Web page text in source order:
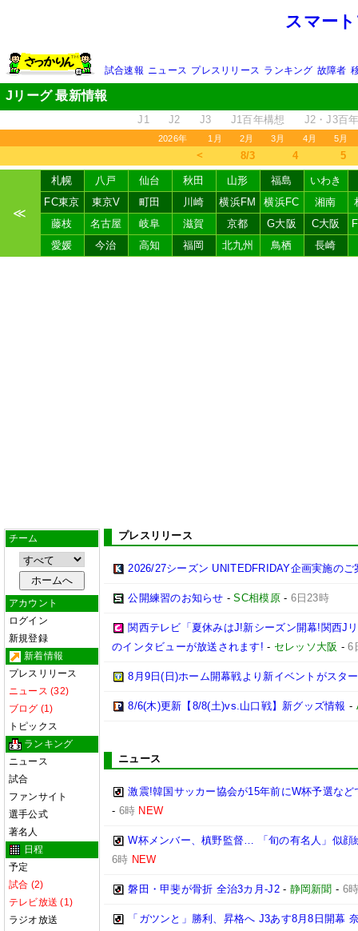
スマー
試合速報 ニュース プレスリリース ランキング 故障者
Jリーグ 最新情報
J1 J2 J3 J1百年構想 J2・J3百
2026年 1月 2月 3月 4月 5月
＜ 8/3 4 5
≪
札幌 八戸 仙台 秋田 山形 福島
いわき
FC東京
東京V 町田 川崎 横浜FM 横浜FC 湘南
藤枝
名古屋 岐阜 滋賀 京都 G大阪 C大阪
愛媛
今治 高知 福岡 北九州 鳥栖 長崎
チーム
アカウント
ログイン
新規登録
新着情報
プレスリリース
ニュース (32)
ブログ (1)
トピックス
ランキング
ニュース
試合
ファンサイト
選手公式
著名人
日程
予定
試合 (2)
テレビ放送 (1)
ラジオ放送
プレスリリース
2026/27シーズン UNITEDFRIDAY企画実施のご
公開練習のお知らせ -SC相模原- 6日23時
関西テレビ「夏休みはJ!新シーズン開幕!関西J
のインタビューが放送されます! - セレッソ大阪 -6
8月9日(日)ホーム開幕戦より新イベントがスタ
8/6(木)更新【8/8(土)vs.山口戦】新グッズ情報 -
ニュース
激震!韓国サッカー協会が15年前にW杯予選な
- 6時 NEW
W杯メンバー、槙野監督… 「旬の有名人」似顔
6時 NEW
磐田・甲斐が骨折 全治3カ月-J2- 静岡新聞 - 6
「ガツンと」勝利、昇格へ J3あす8月8日開幕